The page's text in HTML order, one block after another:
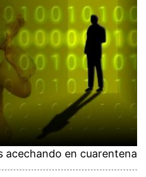
acechando en cuarentena